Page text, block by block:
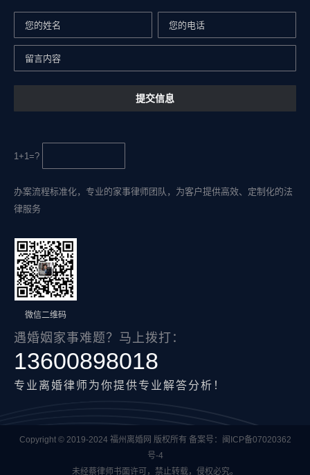
1+1=?
办案流程标准化，专业的家事律师团队，为客户提供高效、定制化的法
律服务
微信二维码
遇婚姻家事难题？马上拨打：
13600898018
专业离婚律师为你提供专业解答分析！
Copyright © 2019-2024 福州离婚网 版权所有 备案号：
闽ICP备07020362
号-4
未经蔡律师书面许可，禁止转载，侵权必究。